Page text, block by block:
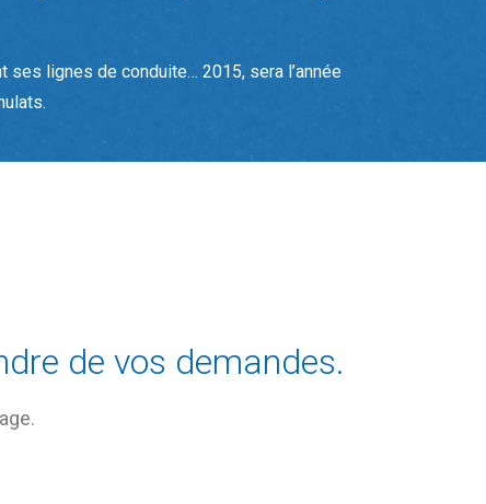
ses lignes de conduite… 2015, sera l’année
de vos demandes.